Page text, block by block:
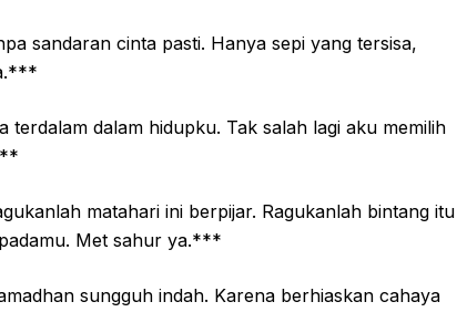
sandaran cinta pasti. Hanya sepi yang tersisa,
dalam hidupku. Tak salah lagi aku memilih
matahari ini berpijar. Ragukanlah bintang itu
Met sahur ya.***
sungguh indah. Karena berhiaskan cahaya